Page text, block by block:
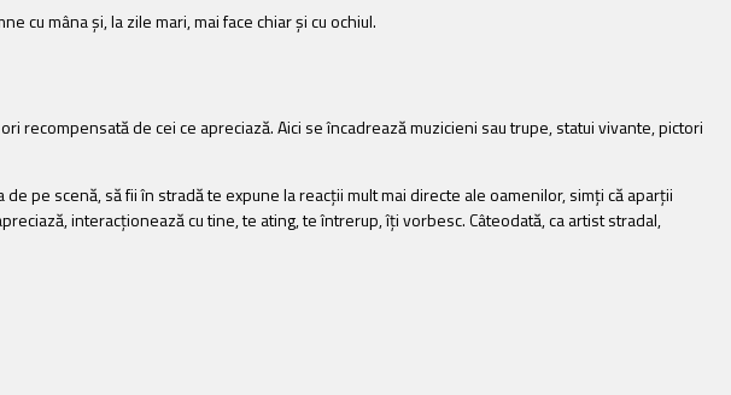
cu mâna și, la zile mari, mai face chiar și cu ochiul.
de cei ce apreciază. Aici se încadrează muzicieni sau trupe, statui vivante, pictori
pe scenă, să fii în stradă te expune la reacții mult mai directe ale oamenilor, simți că aparții
interacționează cu tine, te ating, te întrerup, îți vorbesc. Câteodată, ca artist stradal,